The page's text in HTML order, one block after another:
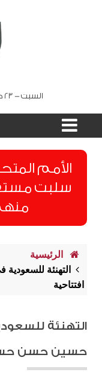
السبت - 23 صفر 1448 هـ , 08 أغسطس 2026 م
الأمم
الرئيسية
التهنئة
افتتاحية
التهنئة
حسين حسن